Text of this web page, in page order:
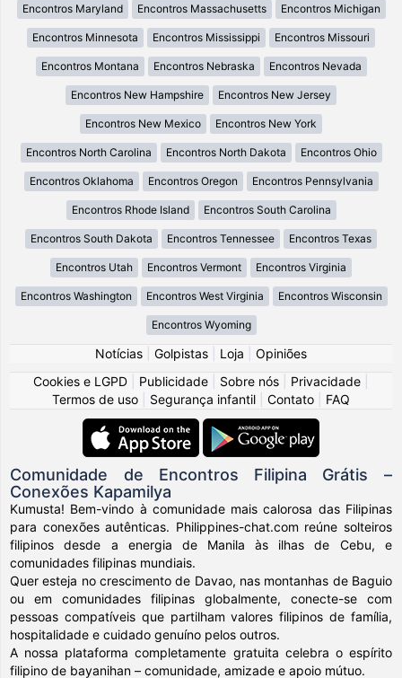
Encontros Maryland Encontros Massachusetts Encontros Michigan
Encontros Minnesota Encontros Mississippi Encontros Missouri
Encontros Montana Encontros Nebraska Encontros Nevada
Encontros New Hampshire Encontros New Jersey
Encontros New Mexico Encontros New York
Encontros North Carolina Encontros North Dakota Encontros Ohio
Encontros Oklahoma Encontros Oregon Encontros Pennsylvania
Encontros Rhode Island Encontros South Carolina
Encontros South Dakota Encontros Tennessee Encontros Texas
Encontros Utah Encontros Vermont Encontros Virginia
Encontros Washington Encontros West Virginia Encontros Wisconsin
Encontros Wyoming
Notícias Golpistas Loja
Opiniões
Cookies e LGPD
Publicidade Sobre nós Privacidade
Termos de uso
Segurança infantil Contato FAQ
Comunidade de Encontros Filipina Grátis –
Conexões Kapamilya
Kumusta! Bem-vindo à comunidade mais calorosa das Filipinas
para conexões autênticas. Philippines-chat.com reúne solteiros
filipinos desde a energia de Manila às ilhas de Cebu, e
comunidades filipinas mundiais.
Quer esteja no crescimento de Davao, nas montanhas de Baguio
ou em comunidades filipinas globalmente, conecte-se com
pessoas compatíveis que partilham valores filipinos de família,
hospitalidade e cuidado genuíno pelos outros.
A nossa plataforma completamente gratuita celebra o espírito
filipino de bayanihan – comunidade, amizade e apoio mútuo.